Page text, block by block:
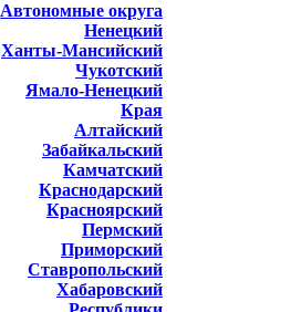
Автономные округа
Ненецкий
Ханты-Мансийский
Чукотский
Ямало-Ненецкий
Края
Алтайский
Забайкальский
Камчатский
Краснодарский
Красноярский
Пермский
Приморский
Ставропольский
Хабаровский